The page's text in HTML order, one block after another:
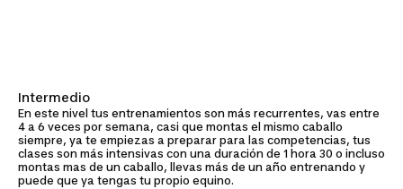
Intermedio
En este nivel tus entrenamientos son más recurrentes, vas entre
4 a 6 veces por semana, casi que montas el mismo caballo
siempre, ya te empiezas a preparar para las competencias, tus
clases son más intensivas con una duración de 1 hora 30 o incluso
montas mas de un caballo, llevas más de un año entrenando y
puede que ya tengas tu propio equino.